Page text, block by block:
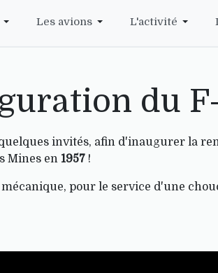
Les avions L'activité
du
invités, afin d'inaugurer la
Mines en 1957 !
pour le service d'une